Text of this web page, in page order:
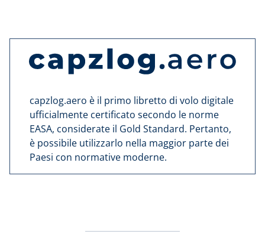
capzlog.aero è il primo libretto di volo digitale
ufficialmente certificato secondo le norme
EASA, considerate il Gold Standard. Pertanto,
è possibile utilizzarlo nella maggior parte dei
Paesi con normative moderne.